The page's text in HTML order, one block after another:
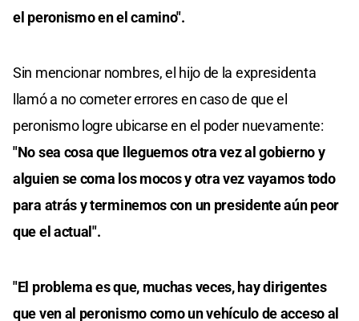
el peronismo en el camino".
Sin mencionar nombres, el hijo de la expresidenta
llamó a no cometer errores en caso de que el
peronismo logre ubicarse en el poder nuevamente:
"No sea cosa que lleguemos otra vez al gobierno y
alguien se coma los mocos y otra vez vayamos todo
para atrás y terminemos con un presidente aún peor
que el actual".
"El problema es que, muchas veces, hay dirigentes
que ven al peronismo como un vehículo de acceso al